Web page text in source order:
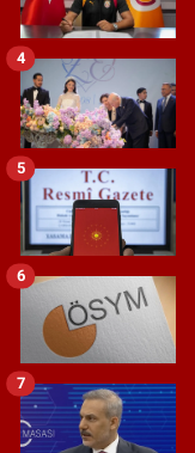
4
5
6
7